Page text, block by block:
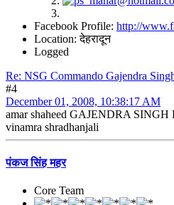
Facebook Profile: http://
Location: देहरादून
Logged
Re: NSG Commando Gajendra
#4
December 01, 2008, 10:38:17 AM
amar shaheed GAJENDRA SINGH
vinamra shradhanjali
पंकज सिंह महर
Core Team